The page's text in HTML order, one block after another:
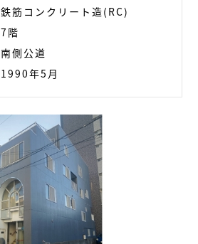
鉄筋コンクリート造(RC)
7階
南側公道
1990年5月